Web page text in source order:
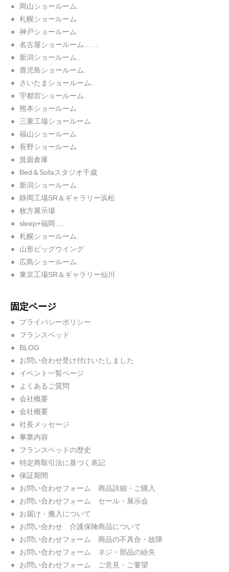
岡山ショールーム.
札幌ショールーム
神戸ショールーム
名古屋ショールーム……
新潟ショールーム..
鹿児島ショールーム.
さいたまショールーム.
宇都宮ショールーム.
熊本ショールーム
三重工場ショールーム
福山ショールーム
長野ショールーム
箕面倉庫
Bed＆Sofaスタジオ千歳
新潟ショールーム.
静岡工場SR＆ギャラリー浜松
枚方展示場
sleep+福岡….
札幌ショールーム.
山形ビッグウイング
広島ショールーム.
東京工場SR＆ギャラリー仙川
固定ページ
プライバシーポリシー
フランスベッド
BLOG
お問い合わせ受け付けいたしました
イベント一覧ページ
よくあるご質問
会社概要
会社概要
社長メッセージ
事業内容
フランスベッドの歴史
特定商取引法に基づく表記
保証期間
お問い合わせフォーム 商品詳細・ご購入
お問い合わせフォーム セール・展示会
お届け・搬入について
お問い合わせ 介護保険商品について
お問い合わせフォーム 商品の不具合・故障
お問い合わせフォーム ネジ・部品の紛失
お問い合わせフォーム ご意見・ご要望